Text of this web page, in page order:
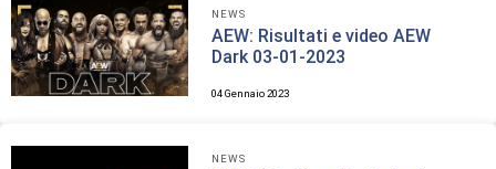
NEWS
AEW: Risultati e video AEW
Dark 03-01-2023
04 Gennaio 2023
NEWS